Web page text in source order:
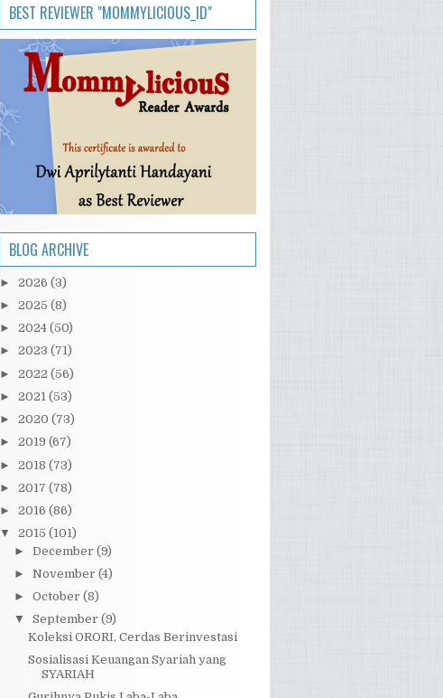
BEST REVIEWER "MOMMYLICIOUS_ID"
BLOG ARCHIVE
► 2026 (3)
► 2025 (8)
► 2024 (50)
► 2023 (71)
► 2022 (56)
► 2021 (53)
► 2020 (73)
► 2019 (67)
► 2018 (73)
► 2017 (78)
► 2016 (86)
▼ 2015 (101)
► December (9)
► November (4)
► October (8)
▼ September (9)
Koleksi ORORI, Cerdas Berinvestasi
Sosialisasi Keuangan Syariah yang
SYARIAH